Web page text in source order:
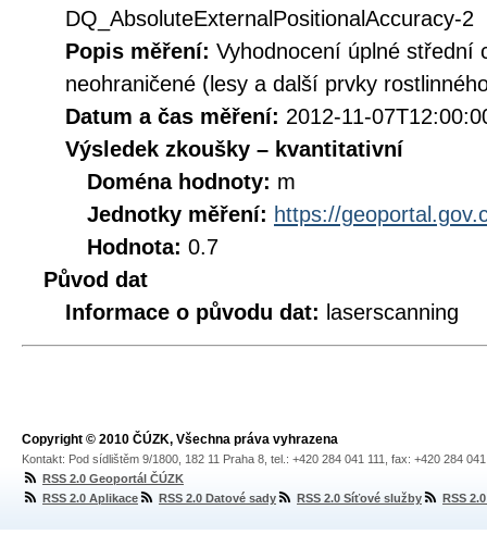
DQ_AbsoluteExternalPositionalAccuracy-2
Popis měření: Vyhodnocení úplné střední
neohraničené (lesy a další prvky
Datum a čas měření: 2012-11-
Výsledek zkoušky – kvantitativní
Doména hodnoty: m
Jednotky měření: https://
Hodnota: 0.7
Původ dat
Informace o původu dat: laserscanning
Copyright © 2010 ČÚZK, Všechna práva vyhrazena
Kontakt: Pod sídlištěm 9/1800, 182 11 Praha 8, tel.: +420 284 041 111, fax: +420 284
RSS 2.0 Geoportál ČÚZK
RSS 2.0 Aplikace
RSS 2.0 Datové sady RSS 2.0 Síťové služby RSS